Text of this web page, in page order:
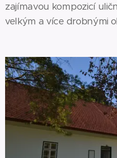
zajímavou kompozicí
velkým a více drobnými